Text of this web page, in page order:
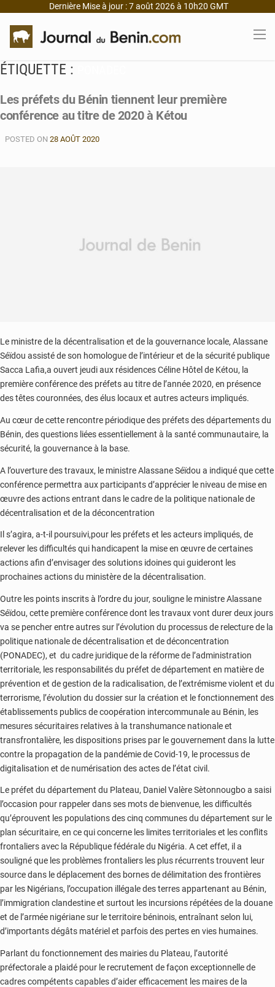
Dernière Mise à jour : 7 août 2026 à 10h20 GMT
ÉTIQUETTE :
Les préfets du Bénin tiennent leur première
conférence au titre de 2020 à Kétou
POSTED ON 28 AOÛT 2020
Le ministre de la décentralisation et de la gouvernance locale, Alassane
Séïdou assisté de son homologue de l’intérieur et de la sécurité publique
Sacca Lafia,a ouvert jeudi aux résidences Céline Hôtel de Kétou, la
première conférence des préfets au titre de l’année 2020, en présence
des têtes couronnées, des élus locaux et autres acteurs impliqués.
Au cœur de cette rencontre périodique des préfets des départements du
Bénin, des questions liées essentiellement à la santé communautaire, la
sécurité, la gouvernance à la base.
A l’ouverture des travaux, le ministre Alassane Séïdou a indiqué que cette
conférence permettra aux participants d’apprécier le niveau de mise en
œuvre des actions entrant dans le cadre de la politique nationale de
décentralisation et de la déconcentration
Il s’agira, a-t-il poursuivi,pour les préfets et les acteurs impliqués, de
relever les difficultés qui handicapent la mise en œuvre de certaines
actions afin d’envisager des solutions idoines qui guideront les
prochaines actions du ministère de la décentralisation.
Outre les points inscrits à l’ordre du jour, souligne le ministre Alassane
Séïdou, cette première conférence dont les travaux vont durer deux jours
va se pencher entre autres sur l’évolution du processus de relecture de la
politique nationale de décentralisation et de déconcentration
(PONADEC), et du cadre juridique de la réforme de l’administration
territoriale, les responsabilités du préfet de département en matière de
prévention et de gestion de la radicalisation, de l’extrémisme violent et du
terrorisme, l’évolution du dossier sur la création et le fonctionnement des
établissements publics de coopération intercommunale au Bénin, les
mesures sécuritaires relatives à la transhumance nationale et
transfrontalière, les dispositions prises par le gouvernement dans la lutte
contre la propagation de la pandémie de Covid-19, le processus de
digitalisation et de numérisation des actes de l’état civil.
Le préfet du département du Plateau, Daniel Valère Sètonnougbo a saisi
l’occasion pour rappeler dans ses mots de bienvenue, les difficultés
qu’éprouvent les populations des cinq communes du département sur le
plan sécuritaire, en ce qui concerne les limites territoriales et les conflits
frontaliers avec la République fédérale du Nigéria. A cet effet, il a
souligné que les problèmes frontaliers les plus récurrents trouvent leur
source dans le déplacement des bornes de délimitation des frontières
par les Nigérians, l’occupation illégale des terres appartenant au Bénin,
l’immigration clandestine et surtout les incursions répétées de la douane
et de l’armée nigériane sur le territoire béninois, entraînant selon lui,
d’importants dégâts matériel et parfois des pertes en vies humaines.
Parlant du fonctionnement des mairies du Plateau, l’autorité
préfectorale a plaidé pour le recrutement de façon exceptionnelle de
cadres compétents capables d’aider efficacement les maires de la